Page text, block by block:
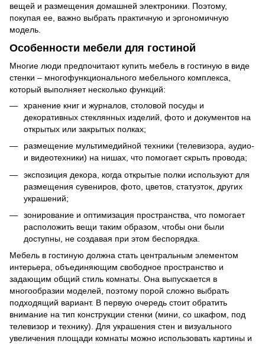
вещей и размещения домашней электроники. Поэтому,
покупая ее, важно выбрать практичную и эргономичную
модель.
Особенности мебели для гостиной
Многие люди предпочитают купить мебель в гостиную в виде
стенки – многофункционального мебельного комплекса,
который выполняет несколько функций:
хранение книг и журналов, столовой посуды и
декоративных стеклянных изделий, фото и документов на
открытых или закрытых полках;
размещение мультимедийной техники (телевизора, аудио-
и видеотехники) на нишах, что помогает скрыть провода;
экспозиция декора, когда открытые полки используют для
размещения сувениров, фото, цветов, статуэток, других
украшений;
зонирование и оптимизация пространства, что помогает
расположить вещи таким образом, чтобы они были
доступны, не создавая при этом беспорядка.
Мебель в гостиную должна стать центральным элементом
интерьера, объединяющим свободное пространство и
задающим общий стиль комнаты. Она выпускается в
многообразии моделей, поэтому порой сложно выбрать
подходящий вариант. В первую очередь стоит обратить
внимание на тип конструкции стенки (мини, со шкафом, под
телевизор и технику). Для украшения стен и визуального
увеличения площади комнаты можно использовать картины и